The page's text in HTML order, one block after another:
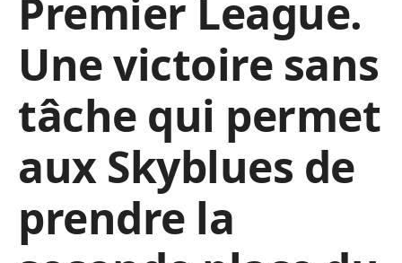
Premier League.
Une victoire sans
tâche qui permet
aux Skyblues de
prendre la